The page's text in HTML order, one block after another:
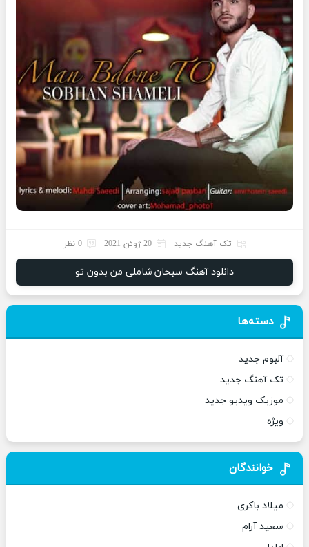
تک آهنگ جدید 20 ژوئن 2021 0 نظر
دانلود آهنگ سبحان شاملی من بدون تو
دسته‌ها
آلبوم جدید
تک آهنگ جدید
موزیک ویدیو جدید
ویژه
خوانندگان
میلاد باکری
سعید آرام